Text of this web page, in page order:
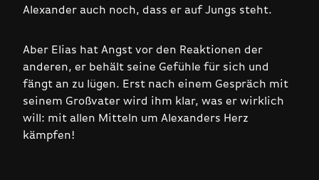
Alexander auch noch, dass er auf Jungs steht.
Aber Elias hat Angst vor den Reaktionen der
anderen, er behält seine Gefühle für sich und
fängt an zu lügen. Erst nach einem Gespräch mit
seinem Großvater wird ihm klar, was er wirklich
will: mit allen Mitteln um Alexanders Herz
kämpfen!